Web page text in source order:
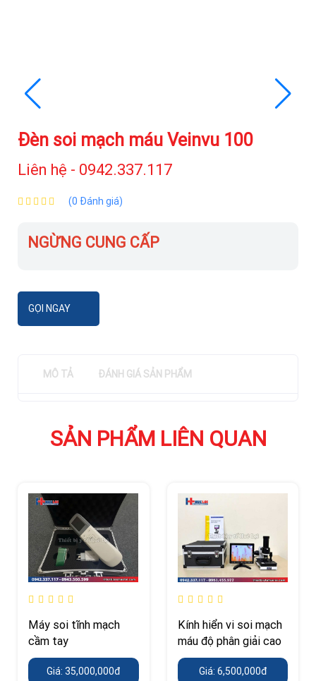
Đèn soi mạch máu Veinvu 100
Liên hệ - 0942.337.117
(0 Đánh giá)
NGỪNG CUNG CẤP
GỌI NGAY
MÔ TẢ ĐÁNH GIÁ SẢN PHẨM
SẢN PHẨM LIÊN QUAN
Máy soi tĩnh mạch
cầm tay
Giá: 35,000,000đ
Kính hiển vi soi mạch
máu độ phân giải cao
Giá: 6,500,000đ